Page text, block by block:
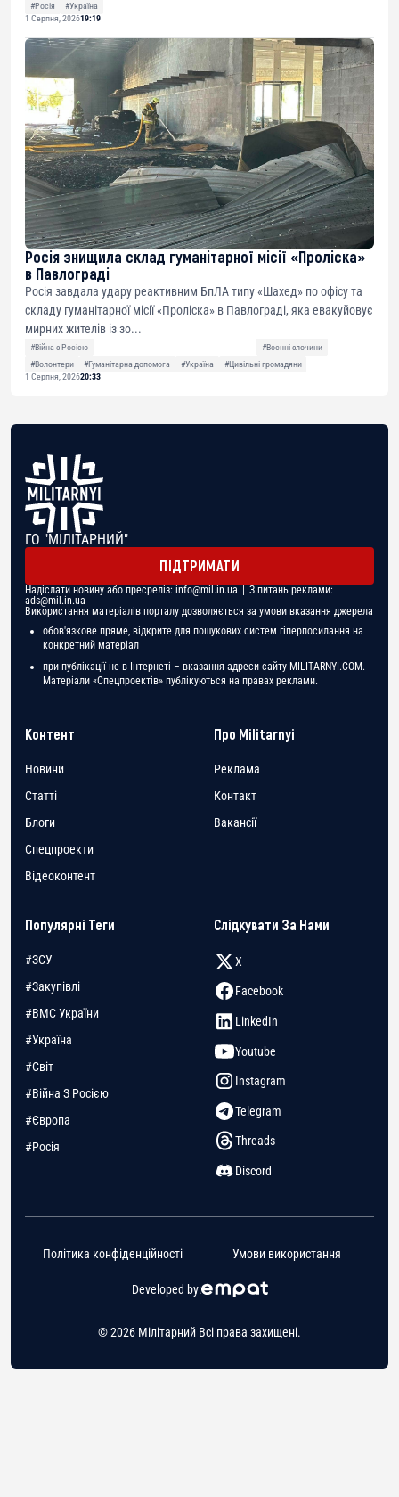
#Росія
#Україна
1 Серпня, 202619:19
Росія знищила склад гуманітарної місії «Проліска»
в Павлограді
Росія завдала удару реактивним БпЛА типу «Шахед» по офісу та
складу гуманітарної місії «Проліска» в Павлограді, яка евакуйовує
мирних жителів із зо...
#Війна з Росією
#Воєнні злочини
#Волонтери
#Гуманітарна допомога #Україна
#Цивільні громадяни
1 Серпня, 202620:33
ГО "МІЛІТАРНИЙ"
ПІДТРИМАТИ
Надіслати новину або пресреліз: info@mil.in.ua | З питань реклами:
ads@mil.in.ua
Використання матеріалів порталу дозволяється за умови вказання джерела
обов'язкове пряме, відкрите для пошукових систем гіперпосилання на
конкретний матеріал
при публікації не в Інтернеті – вказання адреси сайту MILITARNYI.COM.
Матеріали «Спецпроектів» публікуються на правах реклами.
Контент
Новини
Статті
Блоги
Спецпроекти
Відеоконтент
Про Militarnyi
Реклама
Контакт
Вакансії
Популярні Теги
#ЗСУ
#Закупівлі
#ВМС України
#Україна
#Світ
#Війна З Росією
#Європа
#Росія
Слідкувати За Нами
X
Facebook
LinkedIn
Youtube
Instagram
Telegram
Threads
Discord
© 2026 Мілітарний Всі права захищені.
Developed by:
Політика конфіденційності Умови використання